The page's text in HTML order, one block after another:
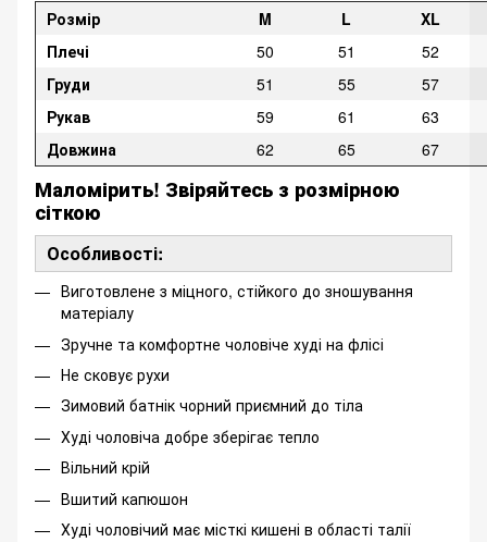
Розмір M L
XL
Плечі
50 51
52
Груди
51 55
57
Рукав
59 61
63
Довжина
62 65 67
Маломірить! Звіряйтесь з розмірною
сіткою
Особливості:
Виготовлене з міцного, стійкого до зношування
матеріалу
Зручне та комфортне чоловіче худі на флісі
Не сковує рухи
Зимовий батнік чорний приємний до тіла
Худі чоловіча добре зберігає тепло
Вільний крій
Вшитий капюшон
Худі чоловічий має місткі кишені в області талії